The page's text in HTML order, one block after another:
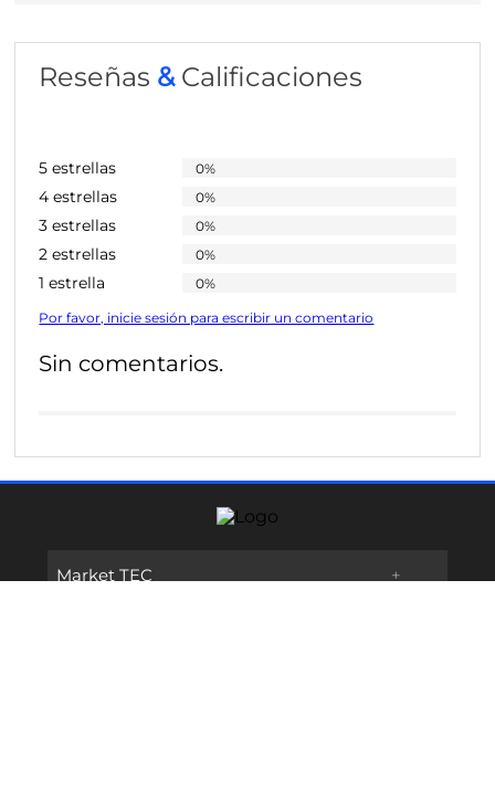
Reseñas &Calificaciones
5 estrellas 0%
4 estrellas 0%
3 estrellas 0%
2 estrellas 0%
1 estrella 0%
Por favor, inicie sesión para escribir un comentario
Sin comentarios.
Market TEC +